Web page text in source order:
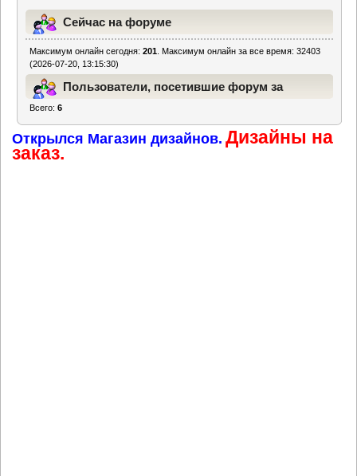
Сейчас на форуме
Максимум онлайн сегодня:201 . Максимум онлайн за все время: 32403
(2026-07-20, 13:15:30)
Пользователи, посетившие форум за
Всего:6
Открылся Магазин дизайнов. Дизайны на
заказ.